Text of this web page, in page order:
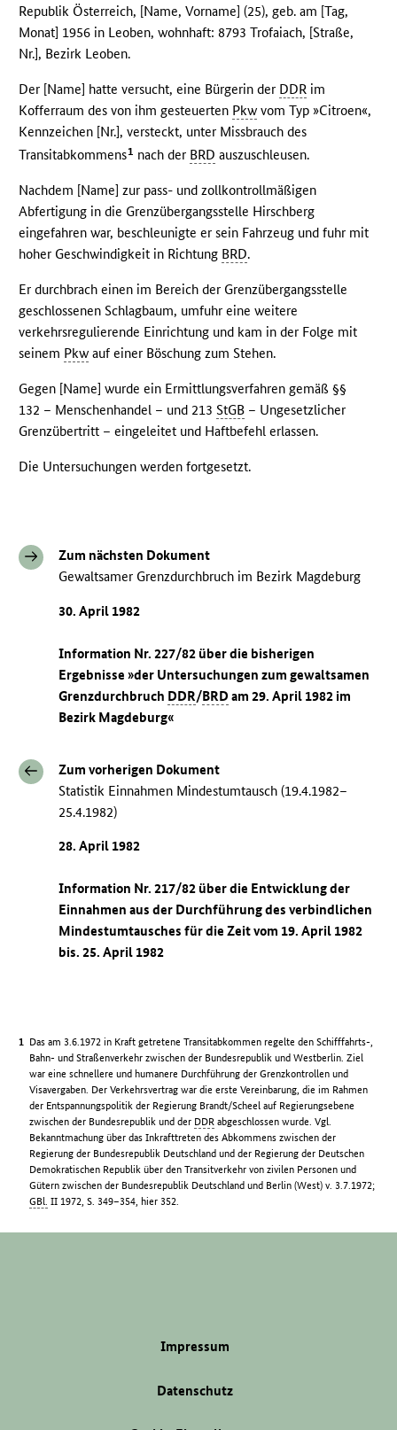
Republik Österreich, [Name, Vorname] (25), geb. am [Tag,
Monat] 1956 in Leoben, wohnhaft: 8793 Trofaiach, [Straße,
Nr.], Bezirk Leoben.
Der [Name] hatte versucht, eine Bürgerin der DDR im
Kofferraum des von ihm gesteuerten Pkw vom Typ »Citroen«,
Kennzeichen [Nr.], versteckt, unter Missbrauch des
Transitabkommens1 nach der BRD auszuschleusen.
Nachdem [Name] zur pass- und zollkontrollmäßigen
Abfertigung in die Grenzübergangsstelle Hirschberg
eingefahren war, beschleunigte er sein Fahrzeug und fuhr mit
hoher Geschwindigkeit in Richtung BRD.
Er durchbrach einen im Bereich der Grenzübergangsstelle
geschlossenen Schlagbaum, umfuhr eine weitere
verkehrsregulierende Einrichtung und kam in der Folge mit
seinem Pkw auf einer Böschung zum Stehen.
Gegen [Name] wurde ein Ermittlungsverfahren gemäß §§
132 – Menschenhandel – und 213StGB – Ungesetzlicher
Grenzübertritt – eingeleitet und Haftbefehl erlassen.
Die Untersuchungen werden fortgesetzt.
Zum nächsten Dokument
Gewaltsamer Grenzdurchbruch im Bezirk Magdeburg
30. April 1982
Information Nr. 227/82 über die bisherigen
Ergebnisse »der Untersuchungen zum gewaltsamen
Grenzdurchbruch DDR/BRD am 29. April 1982 im
Bezirk Magdeburg«
Zum vorherigen Dokument
Statistik Einnahmen Mindestumtausch (19.4.1982–
25.4.1982)
28. April 1982
Information Nr. 217/82 über die Entwicklung der
Einnahmen aus der Durchführung des verbindlichen
Mindestumtausches für die Zeit vom 19. April 1982
bis. 25. April 1982
Das am 3.6.1972 in Kraft getretene Transitabkommen regelte den Schifffahrts-,
Bahn- und Straßenverkehr zwischen der Bundesrepublik und Westberlin. Ziel
war eine schnellere und humanere Durchführung der Grenzkontrollen und
Visavergaben. Der Verkehrsvertrag war die erste Vereinbarung, die im Rahmen
der Entspannungspolitik der Regierung Brandt/Scheel auf Regierungsebene
zwischen der Bundesrepublik und der DDR abgeschlossen wurde. Vgl.
Bekanntmachung über das Inkrafttreten des Abkommens zwischen der
Regierung der Bundesrepublik Deutschland und der Regierung der Deutschen
Demokratischen Republik über den Transitverkehr von zivilen Personen und
Gütern zwischen der Bundesrepublik Deutschland und Berlin (West) v. 3.7.1972;
GBl. II 1972, S. 349–354, hier 352.
Impressum
Datenschutz